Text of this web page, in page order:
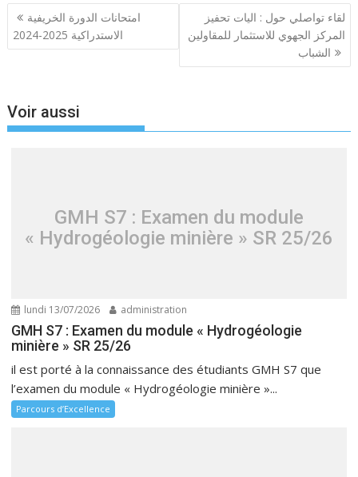
Navigation
de
l’article
امتحانات الدورة الخريفية
الاستدراكية 2025-2024
لقاء تواصلي حول : اليات تحفيز
المركز الجهوي للاستثمار للمقاولين
الشباب
Voir aussi
GMH S7 : Examen du module
« Hydrogéologie minière » SR 25/26
lundi 13/07/2026 administration
GMH S7 : Examen du module « Hydrogéologie
minière » SR 25/26
il est porté à la connaissance des étudiants GMH S7 que
l’examen du module « Hydrogéologie minière »...
Parcours d’Excellence